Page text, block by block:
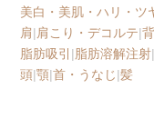
美白・美肌・ハリ・ツ
肩|肩こり・デコルテ|
脂肪吸引 |脂肪溶解注射
頭|顎|首・うなじ|髪